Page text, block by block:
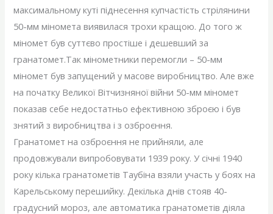
максимальному куті піднесення купчастість стрілянини
50-мм міномета виявилася трохи кращою. До того ж
міномет був суттєво простіше і дешевший за
гранатомет.Так мінометники перемогли – 50-мм
міномет був запущений у масове виробництво. Але вже
на початку Великої Вітчизняної війни 50-мм міномет
показав себе недостатньо ефективною зброєю і був
знятий з виробництва і з озброєння.
Гранатомет на озброєння не прийняли, але
продовжували випробовувати 1939 року. У січні 1940
року кілька гранатометів Таубіна взяли участь у боях на
Карельському перешийку. Декілька днів стояв 40-
градусний мороз, але автоматика гранатометів діяла